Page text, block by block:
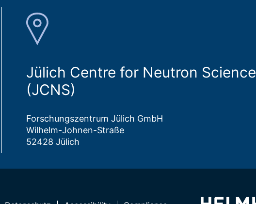
Jülich Centre for Neutron Science
(JCNS)
Forschungszentrum Jülich GmbH
Wilhelm-Johnen-Straße
52428 Jülich